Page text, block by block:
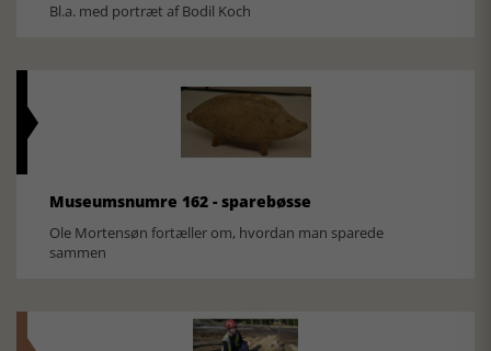
Bl.a. med portræt af Bodil Koch
Museumsnumre 162 - sparebøsse
Ole Mortensøn fortæller om, hvordan man sparede
sammen